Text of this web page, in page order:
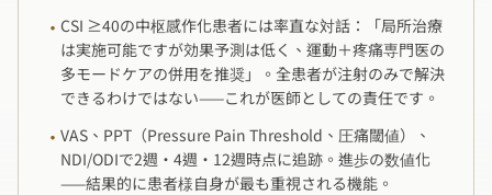
· CSI ≥40の中枢感作化患者には率直な対話：「局所治療
は実施可能ですが効果予測は低く、運動＋疼痛専門医の
多モードケアの併用を推奨」。全患者が注射のみで解決
できるわけではない——これが医師としての責任です。
· VAS、PPT（Pressure Pain Threshold、圧痛閾値）、
NDI/ODIで2週・4週・12週時点に追跡。進歩の数値化
——結果的に患者様自身が最も重視される機能。